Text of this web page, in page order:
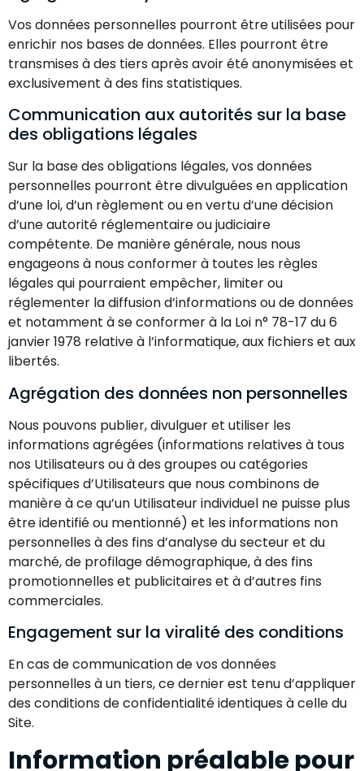
Vos données personnelles pourront être utilisées pour
enrichir nos bases de données. Elles pourront être
transmises à des tiers après avoir été anonymisées et
exclusivement à des fins statistiques.
Communication aux autorités sur la base
des obligations légales
Sur la base des obligations légales, vos données
personnelles pourront être divulguées en application
d’une loi, d’un règlement ou en vertu d’une décision
d’une autorité réglementaire ou judiciaire
compétente. De manière générale, nous nous
engageons à nous conformer à toutes les règles
légales qui pourraient empêcher, limiter ou
réglementer la diffusion d’informations ou de données
et notamment à se conformer à la Loi n° 78-17 du 6
janvier 1978 relative à l’informatique, aux fichiers et aux
libertés.
Agrégation des données non personnelles
Nous pouvons publier, divulguer et utiliser les
informations agrégées (informations relatives à tous
nos Utilisateurs ou à des groupes ou catégories
spécifiques d’Utilisateurs que nous combinons de
manière à ce qu’un Utilisateur individuel ne puisse plus
être identifié ou mentionné) et les informations non
personnelles à des fins d’analyse du secteur et du
marché, de profilage démographique, à des fins
promotionnelles et publicitaires et à d’autres fins
commerciales.
Engagement sur la viralité des conditions
En cas de communication de vos données
personnelles à un tiers, ce dernier est tenu d’appliquer
des conditions de confidentialité identiques à celle du
Site.
Information préalable pour